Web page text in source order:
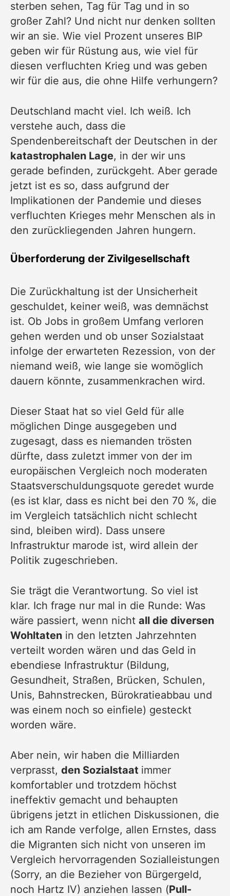
sterben sehen, Tag für Tag und in so
großer Zahl? Und nicht nur denken sollten
wir an sie. Wie viel Prozent unseres BIP
geben wir für Rüstung aus, wie viel für
diesen verfluchten Krieg und was geben
wir für die aus, die ohne Hilfe verhungern?
Deutschland macht viel. Ich weiß. Ich
verstehe auch, dass die
Spendenbereitschaft der Deutschen in der
katastrophalen Lage, in der wir uns
gerade befinden, zurückgeht. Aber gerade
jetzt ist es so, dass aufgrund der
Implikationen der Pandemie und dieses
verfluchten Krieges mehr Menschen als in
den zurückliegenden Jahren hungern.
Überforderung der Zivilgesellschaft
Die Zurückhaltung ist der Unsicherheit
geschuldet, keiner weiß, was demnächst
ist. Ob Jobs in großem Umfang verloren
gehen werden und ob unser Sozialstaat
infolge der erwarteten Rezession, von der
niemand weiß, wie lange sie womöglich
dauern könnte, zusammenkrachen wird.
Dieser Staat hat so viel Geld für alle
möglichen Dinge ausgegeben und
zugesagt, dass es niemanden trösten
dürfte, dass zuletzt immer von der im
europäischen Vergleich noch moderaten
Staatsverschuldungsquote geredet wurde
(es ist klar, dass es nicht bei den 70 %, die
im Vergleich tatsächlich nicht schlecht
sind, bleiben wird). Dass unsere
Infrastruktur marode ist, wird allein der
Politik zugeschrieben.
Sie trägt die Verantwortung. So viel ist
klar. Ich frage nur mal in die Runde: Was
wäre passiert, wenn nicht all die diversen
Wohltaten in den letzten Jahrzehnten
verteilt worden wären und das Geld in
ebendiese Infrastruktur (Bildung,
Gesundheit, Straßen, Brücken, Schulen,
Unis, Bahnstrecken, Bürokratieabbau und
was einem noch so einfiele) gesteckt
worden wäre.
Aber nein, wir haben die Milliarden
verprasst, den Sozialstaat immer
komfortabler und trotzdem höchst
ineffektiv gemacht und behaupten
übrigens jetzt in etlichen Diskussionen, die
ich am Rande verfolge, allen Ernstes, dass
die Migranten sich nicht von unseren im
Vergleich hervorragenden Sozialleistungen
(Sorry, an die Bezieher von Bürgergeld,
noch Hartz IV) anziehen lassen (Pull-